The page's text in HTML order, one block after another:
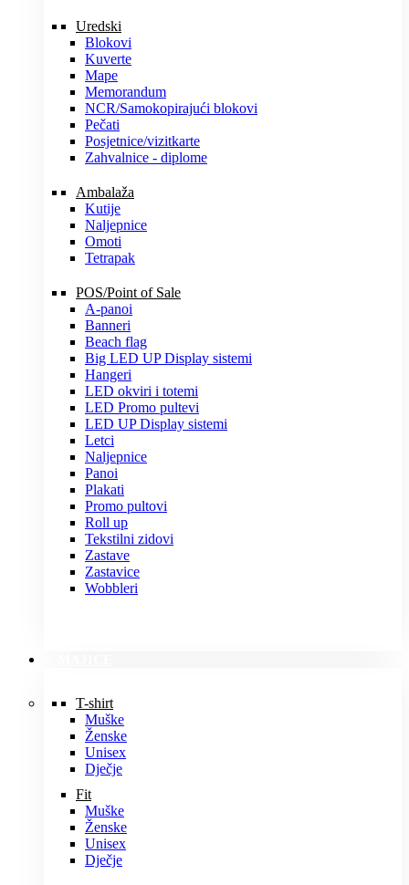
Uredski
Blokovi
Kuverte
Mape
Memorandum
NCR/Samokopirajući blokovi
Pečati
Posjetnice/vizitkarte
Zahvalnice - diplome
Ambalaža
Kutije
Naljepnice
Omoti
Tetrapak
POS/Point of Sale
A-panoi
Banneri
Beach flag
Big LED UP Display sistemi
Hangeri
LED okviri i totemi
LED Promo pultevi
LED UP Display sistemi
Letci
Naljepnice
Panoi
Plakati
Promo pultovi
Roll up
Tekstilni zidovi
Zastave
Zastavice
Wobbleri
T-shirt
Muške
Ženske
Unisex
Dječje
Fit
Muške
Ženske
Unisex
Dječje